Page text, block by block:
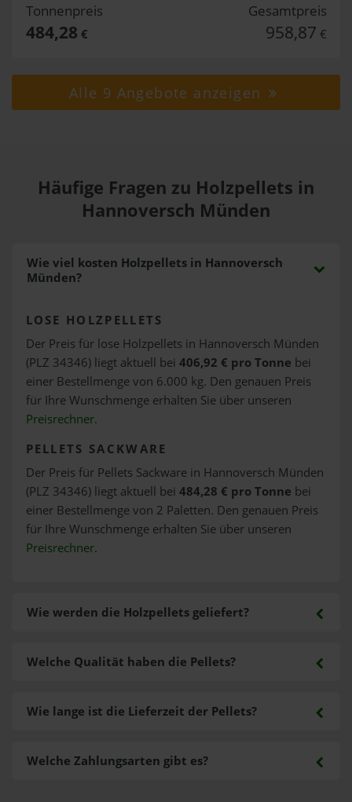
Tonnenpreis
484,28 €
Gesamtpreis
958,87 €
Alle 9 Angebote anzeigen
Häufige Fragen zu Holzpellets in
Hannoversch Münden
Wie viel kosten Holzpellets in Hannoversch
Münden?
LOSE HOLZPELLETS
Der Preis für lose Holzpellets in Hannoversch Münden
(PLZ 34346) liegt aktuell bei 406,92 € pro Tonne bei
einer Bestellmenge von 6.000 kg. Den genauen Preis
für Ihre Wunschmenge erhalten Sie über unseren
Preisrechner.
PELLETS SACKWARE
Der Preis für Pellets Sackware in Hannoversch Münden
(PLZ 34346) liegt aktuell bei 484,28 € pro Tonne bei
einer Bestellmenge von 2 Paletten. Den genauen Preis
für Ihre Wunschmenge erhalten Sie über unseren
Preisrechner.
Wie werden die Holzpellets geliefert?
Welche Zahlungsarten gibt es?
Welche Qualität haben die Pellets?
Wie lange ist die Lieferzeit der Pellets?